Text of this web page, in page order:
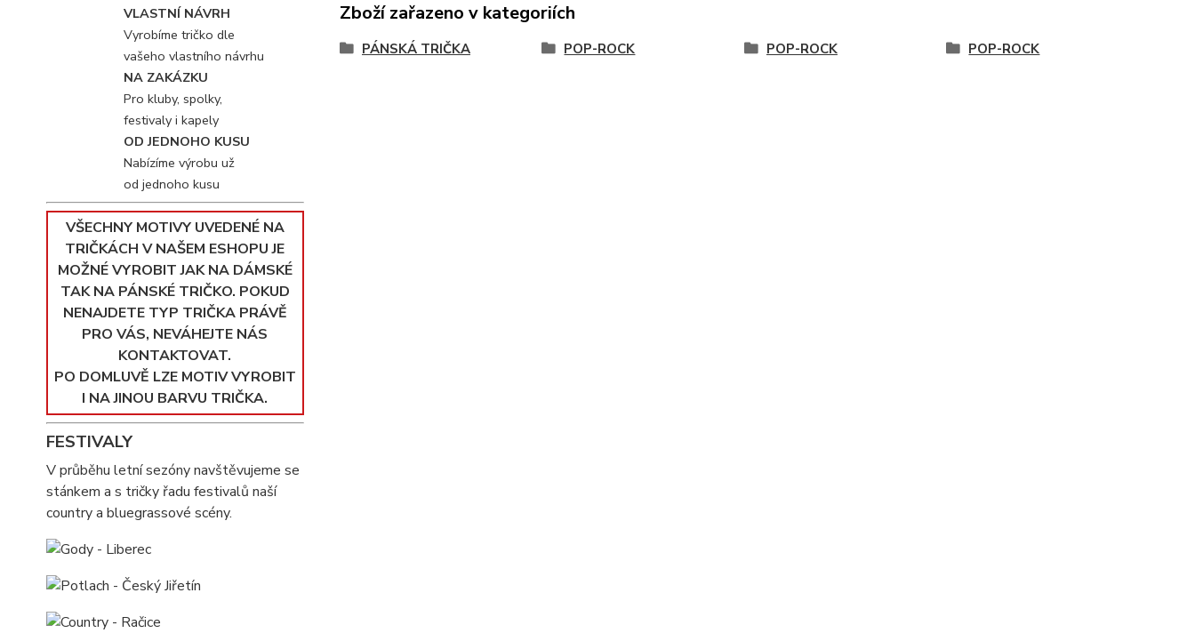
VLASTNÍ NÁVRH
Vyrobíme tričko dle
vašeho vlastního návrhu
NA ZAKÁZKU
Pro kluby, spolky,
festivaly i kapely
OD JEDNOHO KUSU
Nabízíme výrobu už
od jednoho kusu
VŠECHNY MOTIVY UVEDENÉ NA
TRIČKÁCH V NAŠEM ESHOPU JE
MOŽNÉ VYROBIT JAK NA DÁMSKÉ
TAK NA PÁNSKÉ TRIČKO. POKUD
NENAJDETE TYP TRIČKA PRÁVĚ
PRO VÁS, NEVÁHEJTE NÁS
KONTAKTOVAT.
PO DOMLUVĚ LZE MOTIV VYROBIT
I NA JINOU BARVU TRIČKA.
FESTIVALY
V průběhu letní sezóny navštěvujeme se
stánkem a s tričky řadu festivalů naší
country a bluegrassové scény.
Zboží zařazeno v kategoriích
PÁNSKÁ TRIČKA POP-ROCK POP-ROCK POP-ROCK